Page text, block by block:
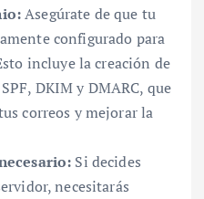
Asegúrate de que tu
configurado para
incluye la creación de
DKIM y DMARC, que
correos y mejorar la
Si decides
necesitarás